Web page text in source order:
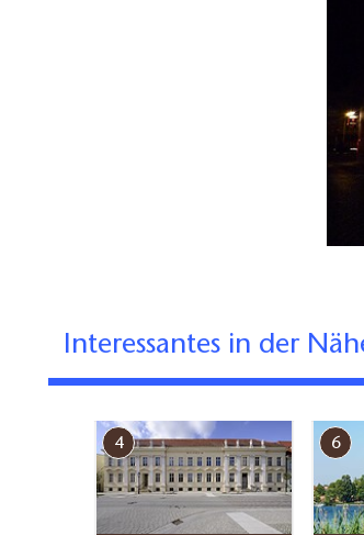
Interessantes in der
4 6